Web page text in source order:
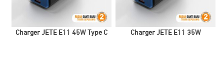
Charger JETE E11 45W Type C Charger JETE E11 35W